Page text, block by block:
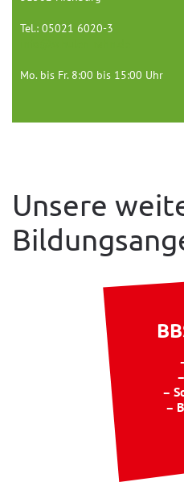
Tel.: 05021 6020-3
Mo. bis Fr. 8:00 bis 15:00 Uhr
Unsere
–
–